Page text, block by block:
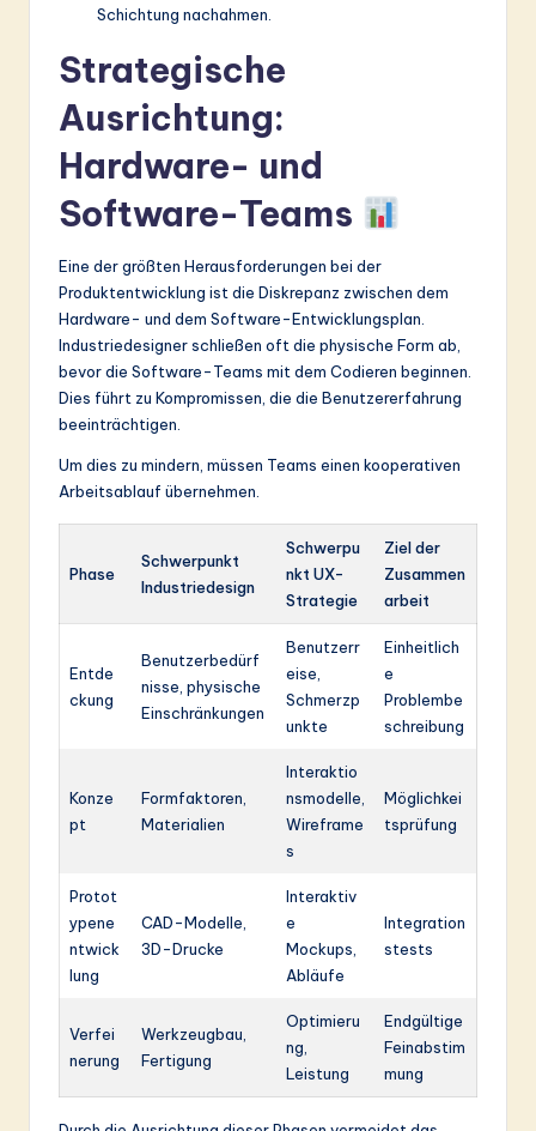
Schichtung nachahmen.
Strategische
Ausrichtung:
Hardware- und
Software-Teams
Eine der größten Herausforderungen bei der
Produktentwicklung ist die Diskrepanz zwischen dem
Hardware- und dem Software-Entwicklungsplan.
Industriedesigner schließen oft die physische Form ab,
bevor die Software-Teams mit dem Codieren beginnen.
Dies führt zu Kompromissen, die die Benutzererfahrung
beeinträchtigen.
Um dies zu mindern, müssen Teams einen kooperativen
Arbeitsablauf übernehmen.
Phase
Schwerpunkt
Industriedesign
Schwerpu
nkt UX-
Strategie
Ziel der
Zusammen
arbeit
Entde
ckung
Benutzerbedürf
nisse, physische
Einschränkungen
Benutzerr
eise,
Schmerzp
unkte
Einheitlich
e
Problembe
schreibung
Konze
pt
Formfaktoren,
Materialien
Interaktio
nsmodelle,
Wireframe
s
Möglichkei
tsprüfung
Protot
ypene
ntwick
lung
CAD-Modelle,
3D-Drucke
Interaktiv
e
Mockups,
Abläufe
Integration
stests
Verfei
nerung
Werkzeugbau,
Fertigung
Optimieru
ng,
Leistung
Endgültige
Feinabstim
mung